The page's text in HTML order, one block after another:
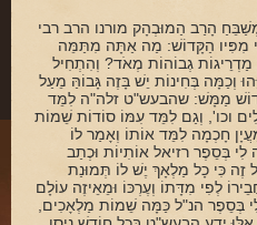
הָרַב הַמוּבְהָק מורנו הרב רבי
מִפִּיו הַקָּדוֹשׁ: מַה אַתָּה מִתַּמֵּה
מַדְרֵיגוֹת גְבוֹהוֹת מְאֹד? וְהִתְחִיל
וְכַמָּה בְּחִינוֹת יֵשׁ בָּזֶה גָּבוֹהַּ מֵעַל
מַמָּשׁ: שהבעש"ט זלה"ה לִמֵּד
וכו', וְגַם לִמֵּד עִמּוֹ סוֹדוֹת שֵׁמוֹת
חָכְמָה לִמֵּד אוֹתוֹ וְאָמַר לוֹ
בְּסֵפֶר רזיאל אוֹתִיוֹת וּכְתַב
כִּי כָל מַלְאָךְ יֶשׁ לוֹ תְּמוּנַת
לְפִי מִדָּתוֹ וְעֶרְכּוֹ וּמֵאֵיזֶה עוֹלָם
לִי בְּסֵפֶר הנ"ל כַּמָּה שֵׁמוֹת מַלְאָכִים,